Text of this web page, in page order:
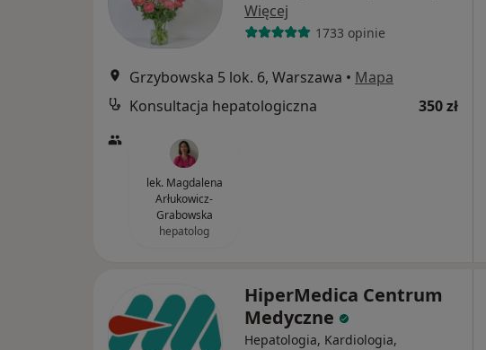
Więcej
1733 opinie
Grzybowska 5 lok. 6, Warszawa • Mapa
Konsultacja hepatologiczna
350 zł
lek. Magdalena
Arłukowicz-
Grabowska
hepatolog
HiperMedica Centrum
Medyczne
Hepatologia, Kardiologia,